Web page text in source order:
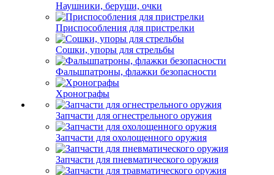
Наушники, беруши, очки
Приспособления для пристрелки
Сошки, упоры для стрельбы
Фальшпатроны, флажки безопасности
Хронографы
Запчасти для огнестрельного оружия
Запчасти для охолощенного оружия
Запчасти для пневматического оружия